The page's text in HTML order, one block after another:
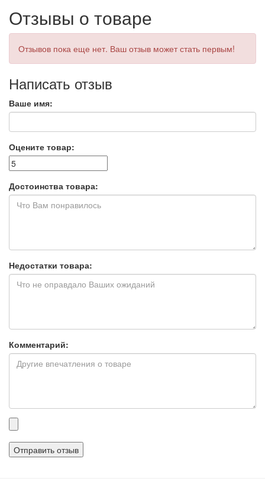
Отзывы о товаре
Отзывов пока еще нет. Ваш отзыв может стать первым!
Написать отзыв
Ваше имя:
Оцените товар:
Достоинства товара:
Недостатки товара:
Комментарий:
Прикрепленные